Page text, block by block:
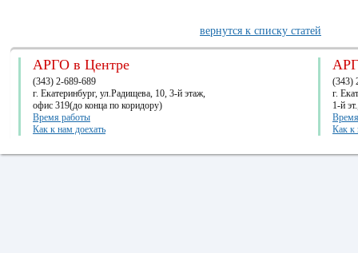
вернутся к списку статей
АРГО в Центре
(343) 2-689-689
г. Екатеринбург, ул.Радищева, 10, 3-й этаж,
офис 319(до конца по коридору)
Время работы
Как к нам доехать
(343)
г.
1-й
Как к